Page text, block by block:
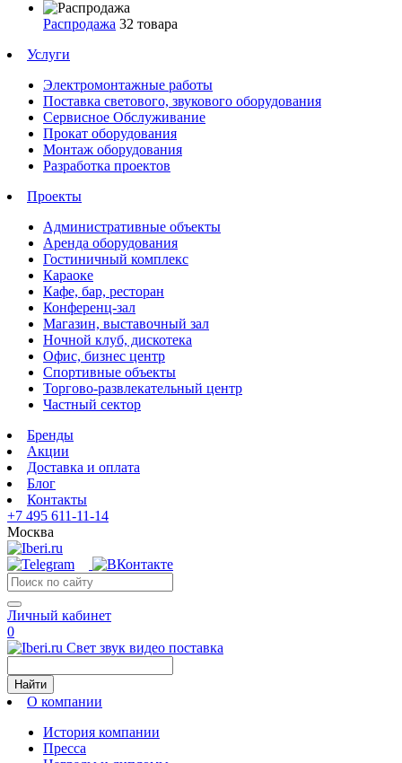
Распродажа 32 товара
Услуги
Электромонтажные работы
Поставка светового, звукового оборудования
Сервисное Обслуживание
Прокат оборудования
Монтаж оборудования
Разработка проектов
Проекты
Административные объекты
Аренда оборудования
Гостиничный комплекс
Караоке
Кафе, бар, ресторан
Конференц-зал
Магазин, выставочный зал
Ночной клуб, дискотека
Офис, бизнес центр
Спортивные объекты
Торгово-развлекательный центр
Частный сектор
Бренды
Акции
Доставка и оплата
Блог
Контакты
+7 495 611-11-14
Москва
Личный кабинет
0
Свет звук видео поставка
Найти
О компании
История компании
Пресса